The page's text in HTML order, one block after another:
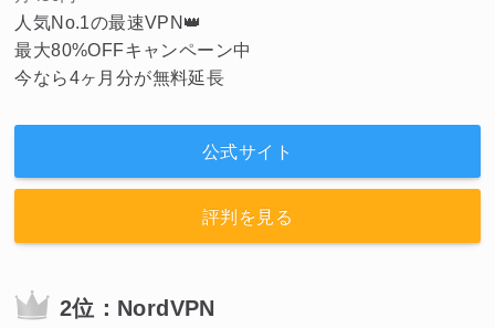
人気No.1の最速VPN👑
最大80%OFFキャンペーン中
今なら4ヶ月分が無料延長
公式サイト
評判を見る
2位：NordVPN